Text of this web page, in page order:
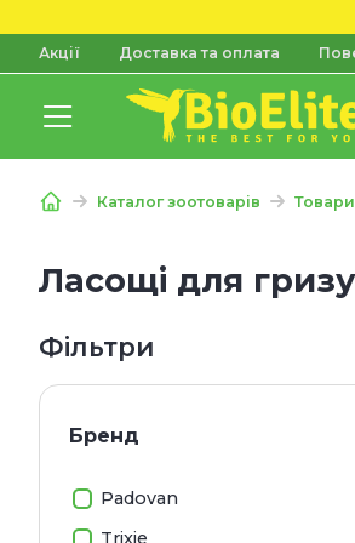
Акції Доставка та оплата
Каталог зоотоварів
Ласощі для
Фільтри
Бренд
Padovan
Trixie